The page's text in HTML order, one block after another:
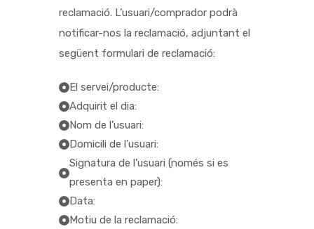
reclamació. L’usuari/comprador podrà
notificar-nos la reclamació, adjuntant el
següent formulari de reclamació:
El servei/producte:
Adquirit el dia:
Nom de l’usuari:
Domicili de l’usuari:
Signatura de l’usuari (només si es
presenta en paper):
Data:
Motiu de la reclamació: